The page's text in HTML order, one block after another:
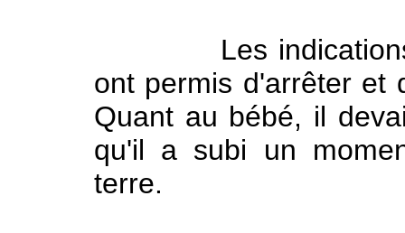
Les indications
ont permis d'arrêter et
Quant au bébé, il
qu'il a subi un
terre.